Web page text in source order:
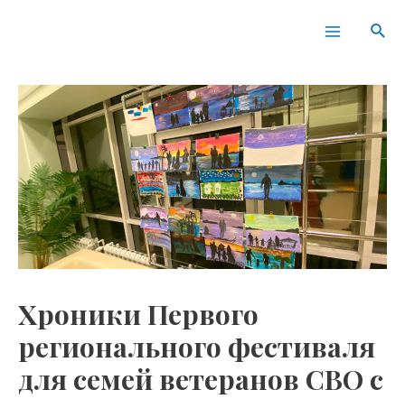
Main
Хроники Первого
регионального фестиваля
для семей ветеранов СВО с